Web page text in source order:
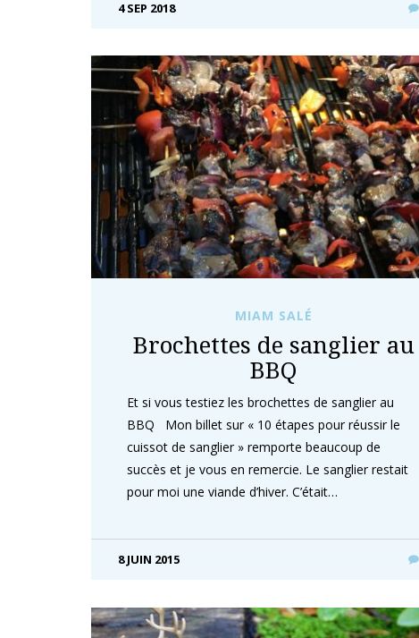
4 SEP 2018
MIAM SALÉ
Brochettes de sanglier au
BBQ
Et si vous testiez les brochettes de sanglier au
BBQ Mon billet sur « 10 étapes pour réussir le
cuissot de sanglier » remporte beaucoup de
succès et je vous en remercie. Le sanglier restait
pour moi une viande d’hiver. C’était…
8 JUIN 2015